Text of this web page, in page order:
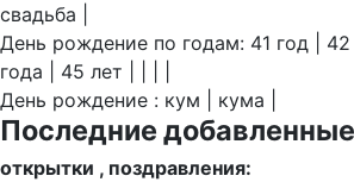
свадьба |
День рождение по годам: 41 год |
года | 45 лет | | | |
День рождение : кум | кума |
Последние
открытки , поздравления: